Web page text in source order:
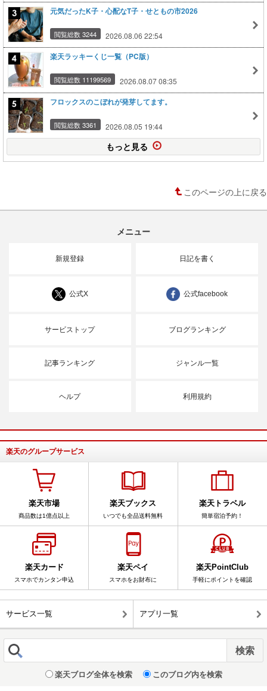
元気だったK子・心配なT子・せともの市2026
閲覧総数 3244 2026.08.06 22:54
楽天ラッキーくじ一覧（PC版）
閲覧総数 11199569 2026.08.07 08:35
フロックスのこぼれが発芽してます。
閲覧総数 3361 2026.08.05 19:44
もっと見る
このページの上に戻る
メニュー
新規登録 日記を書く
公式X 公式facebook
サービストップ ブログランキング
記事ランキング ジャンル一覧
ヘルプ 利用規約
楽天のグループサービス
楽天市場
商品数は1億点以上
楽天ブックス
いつでも全品送料無料
楽天トラベル
簡単宿泊予約！
楽天カード
スマホでカンタン申込
楽天ペイ
スマホをお財布に
楽天PointClub
手軽にポイントを確認
サービス一覧 アプリ一覧
楽天ブログ全体を検索 このブログ内を検索